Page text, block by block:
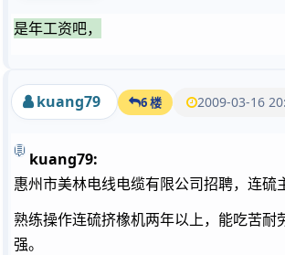
是年工资吧，
kuang79 6 楼 2009-03-16
kuang79:
惠州市美林电线电缆有限公司招聘，连硫
熟练操作连硫挤橡机两年以上，能吃苦耐
强。